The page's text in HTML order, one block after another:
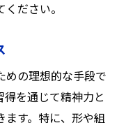
ださい。
めの理想的な手段で
を通じて精神力と
す。特に、形や組